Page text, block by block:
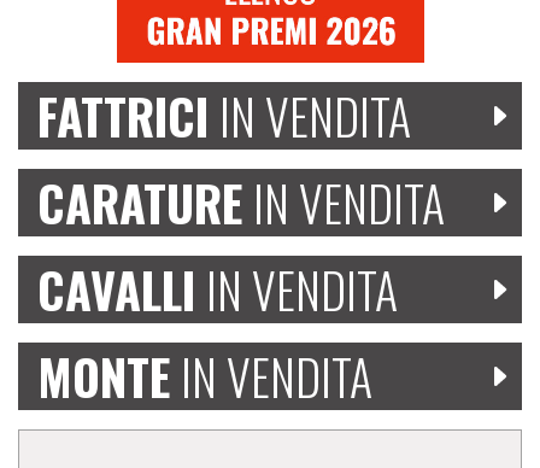
FATTRICI IN VENDITA
CARATURE IN VENDITA
CAVALLI IN VENDITA
MONTE IN VENDITA